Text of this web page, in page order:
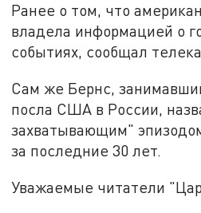
Ранее о том, что
владела информацией о
событиях, сообщал
Сам же Бернс,
посла США в России,
захватывающим"
за последние 30 лет.
Уважаемые читатели